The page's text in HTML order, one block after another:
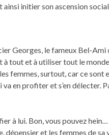
ainsi initier son ascension
Georges, le fameux Bel-Ami
à tout et à utiliser tout le
femmes, surtout, car ce sont
en profiter et s’en délecter.
à lui. Bon, vous pouvez
dépensier et les femmes de sa